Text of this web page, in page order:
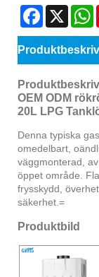
Facebook
X
OEM ODM
20L LPG
Denna typiska
omedelbart,
väggmonterad,
öppet område.
frysskydd,
säkerhet.=
Produktbild